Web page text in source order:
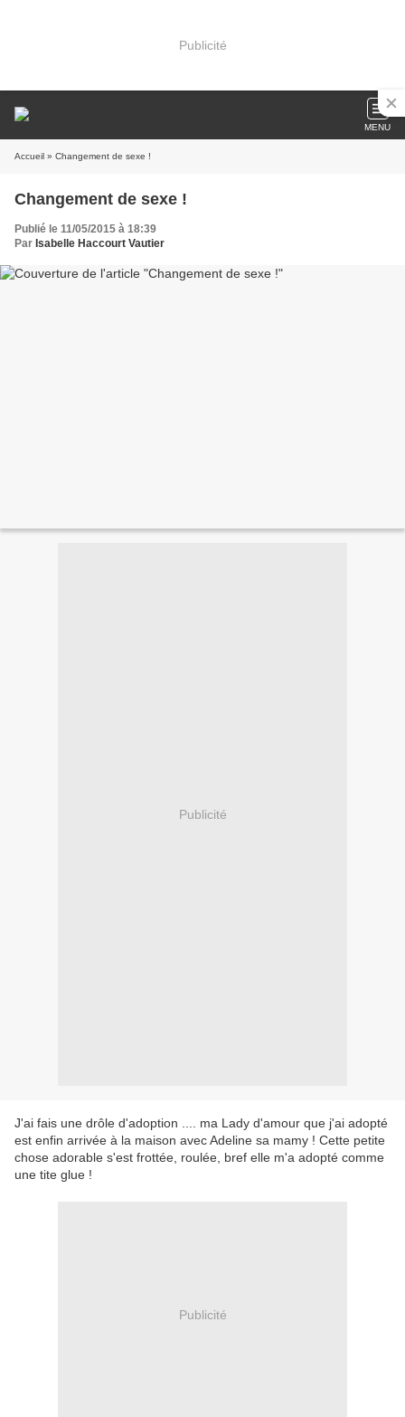
Publicité
MENU
Accueil » Changement de sexe !
Changement de sexe !
Publié le 11/05/2015 à 18:39
Par Isabelle Haccourt Vautier
Publicité
J'ai fais une drôle d'adoption .... ma Lady d'amour que j'ai adopté
est enfin arrivée à la maison avec Adeline sa mamy ! Cette petite
chose adorable s'est frottée, roulée, bref elle m'a adopté comme
une tite glue !
Publicité